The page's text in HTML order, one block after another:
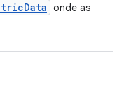
Data onde as